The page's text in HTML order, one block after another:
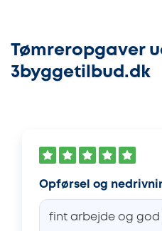
Tømreropgaver
3byggetilbud.dk
Opførsel og
fint arbejde og god